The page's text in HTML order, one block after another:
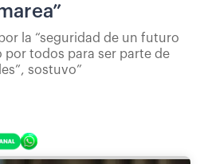
la “seguridad de un futuro
todos para ser parte de
sostuvo”